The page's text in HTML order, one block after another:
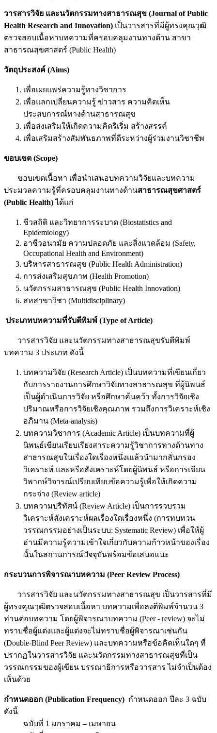
วารสารวิจัย และนวัตกรรมทางสาธารณสุข (Journal of Public
Health Research and Innovation) เป็นวารสารที่มีผู้ทรงคุณวุฒิ
ตรวจสอบเนื้อหาบทความที่ครอบคลุมงานทางด้าน สาขา
สาธารณสุขศาสตร์ (Public Health)
วัตถุประสงค์ (Aims)
เพื่อเผยแพร่ความรู้ทางวิชาการ
เพื่อแลกเปลี่ยนความรู้ ข่าวสาร ความคิดเห็น
ประสบการณ์ทางด้านสาธารณสุข
เพื่อส่งเสริมให้เกิดความคิดริเริ่ม สร้างสรรค์
เพื่อเสริมสร้างสัมพันธภาพที่ดีระหว่างผู้ร่วมงานวิชาชีพ
ขอบเขต (Scope)
ขอบเขตเนื้อหา เพื่อนำเสนอบทความวิจัยและบทความ
ประมวลความรู้ที่ครอบคลุมงานทางด้านสาธารณสุขศาสตร์
(Public Health)ได้แก่
ชีวสถิติ และวิทยาการระบาด (Biostatistics and
Epidemiology)
อาชีวอนามัย ความปลอดภัย และสิ่งแวดล้อม (Safety,
Occupational Health and Environment)
บริหารสาธารณสุข (Public Health Administration)
การส่งเสริมสุขภาพ (Health Promotion)
นวัตกรรมสาธารณสุข (Public Health Innovation)
สหสาขาวิชา (Multidisciplinary)
ประเภทบทความที่รับตีพิมพ์ (Type of Article)
วารสารวิจัย และนวัตกรรมทางสาธารณสุขรับตีพิมพ์
บทความ 3 ประเภท ดังนี้
บทความวิจัย (Research Article) เป็นบทความที่เขียนเกี่ยว
กับการรายงานการศึกษาวิจัยทางสาธารณสุข ที่ผู้นิพนธ์
เป็นผู้ดำเนินการวิจัย หรือศึกษาค้นคว้า ทั้งการวิจัยเชิง
ปริมาณหรือการวิจัยเชิงคุณภาพ รวมถึงการวิเคราะห์เชิง
อภิมาน (Meta-analysis)
บทความวิชาการ (Academic Article) เป็นบทความที่ผู้
นิพนธ์เขียนเรียบเรียงสาระความรู้วิชาการทางด้านทาง
สาธารณสุขในเรื่องใดเรื่องหนึ่งเแล้วนำมากลั่นกรอง
วิเคราะห์ และหรือสังเคราะห์โดยผู้นิพนธ์ หรือการเขียน
วิพากษ์วิจารณ์เปรียบเทียบข้อความรู้เพื่อให้เกิดความ
กระจ่าง (Review article)
บทความปริทัศน์ (Review Article) เป็นการรวบรวม
วิเคราะห์สังเคราะห์ผลเรื่องใดเรื่องหนึ่ง (การทบทวน
วรรณกรรมอย่างเป็นระบบ: Systematic Review) เพื่อให้ผู้
อ่านมีความรู้ความเข้าใจเกี่ยวกับความก้าวหน้าของเรื่อง
นั้นในสถานการณ์ปัจจุบันพร้อมข้อเสนอแนะ
กระบวนการพิจารณาบทความ (Peer Review Process)
วารสารวิจัย และนวัตกรรมทางสาธารณสุข เป็นวารสารที่มี
ผู้ทรงคุณวุฒิตรวจสอบเนื้อหา บทความเพื่อลงตีพิมพ์จำนวน 3
ท่านต่อบทความ โดยผู้พิจารณาบทความ (Peer - review) จะไม่
ทราบชื่อผู้แต่งและผู้แต่งจะไม่ทราบชื่อผู้พิจารณาเช่นกัน
(Double-Blind Peer Review) และบทความหรือข้อคิดเห็นใดๆ ที่
ปรากฏในวารสารวิจัย และนวัตกรรมทางสาธารณสุขที่เป็น
วรรณกรรมของผู้เขียน บรรณาธิการหรือวารสาร ไม่จำเป็นต้อง
เห็นด้วย
กำหนดออก (Publication Frequency) กำหนดออก ปีละ 3 ฉบับ
ดังนี้
ฉบับที่ 1 มกราคม – เมษายน